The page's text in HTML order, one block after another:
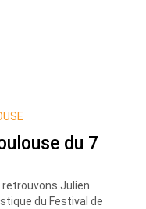
du 7
Julien
du Festival de